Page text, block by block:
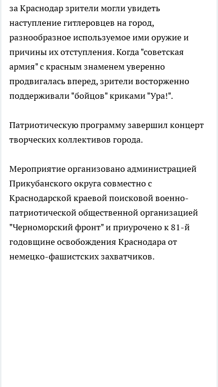
за Краснодар зрители могли увидеть
наступление гитлеровцев на город,
разнообразное используемое ими оружие и
причины их отступления. Когда "советская
армия" с красным знаменем уверенно
продвигалась вперед, зрители восторженно
поддерживали "бойцов" криками "Ура!".
Патриотическую программу завершил концерт
творческих коллективов города.
Мероприятие организовано администрацией
Прикубанского округа совместно с
Краснодарской краевой поисковой военно-
патриотической общественной организацией
"Черноморский фронт" и приурочено к 81-й
годовщине освобождения Краснодара от
немецко-фашистских захватчиков.